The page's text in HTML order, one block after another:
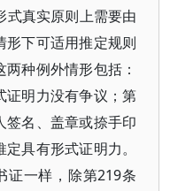
式真实原则上需要由
下可适用推定规则
种例外情形包括：
证明力没有争议；第
名、盖章或捺手印
具有形式证明力。
证一样，除第219条